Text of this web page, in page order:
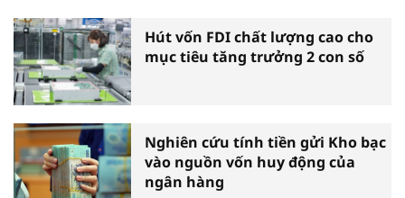
Hút vốn FDI chất lượng cao cho
mục tiêu tăng trưởng 2 con số
Nghiên cứu tính tiền gửi Kho bạc
vào nguồn vốn huy động của
ngân hàng